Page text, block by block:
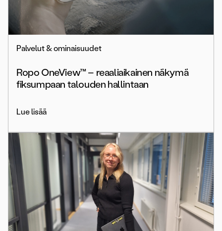
Palvelut & ominaisuudet
Ropo OneView™ – reaaliaikainen näkymä
fiksumpaan talouden hallintaan
Lue lisää